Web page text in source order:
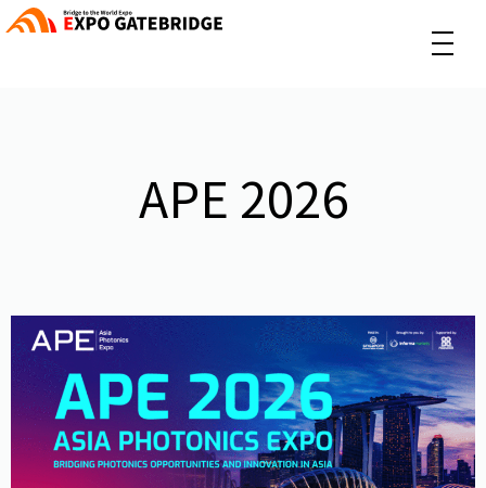
APE 2026